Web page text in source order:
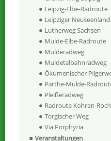
Leipzig-Elbe-Radroute
Leipziger Neuseenland
Lutherweg Sachsen
Mulde-Elbe-Radroute
Mulderadweg
Muldetalbahnradweg
Ökumenischer
Parthe-Mulde-
Pleißeradweg
Radroute Kohren-
Torgischer Weg
Via Porphyria
Veranstaltungen